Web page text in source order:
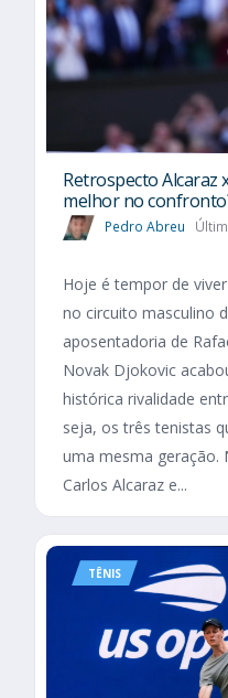
Retrospecto Alcaraz
melhor no
Pedro Abreu
Hoje é tempor de
no circuito masculino
aposentadoria de
Novak Djokovic
histórica rivalidade
seja, os três tenistas
uma mesma geração.
Carlos Alcaraz e...
TÊNIS